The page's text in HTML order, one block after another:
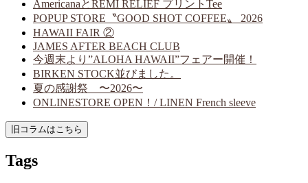
AmericanaとREMI RELIEF プリントTee
POPUP STORE〝GOOD SHOT COFFEE〟 2026
HAWAII FAIR ②
JAMES AFTER BEACH CLUB
今週末より”ALOHA HAWAII”フェアー開催！
BIRKEN STOCK並びました。
夏の感謝祭 〜2026〜
ONLINESTORE OPEN！/ LINEN French sleeve
Tags